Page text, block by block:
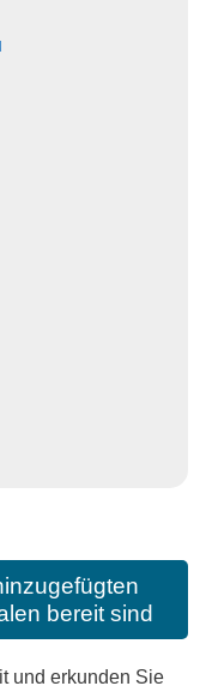
bereit sind
und erkunden Sie